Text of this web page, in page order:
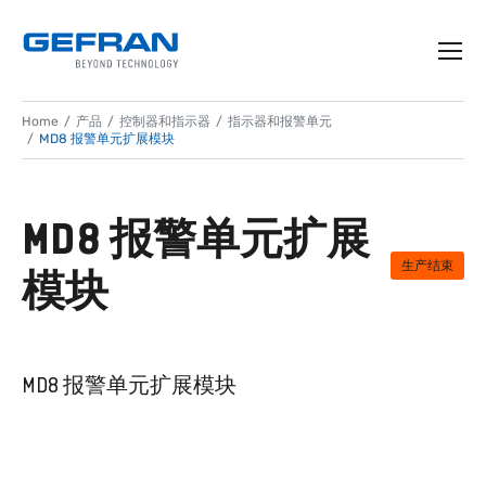
Home 产品 控制器和指示器
指示器和报警单元
MD8 报警单元扩展模块
MD8 报警单元扩展
模块
生产结束
MD8 报警单元扩展模块